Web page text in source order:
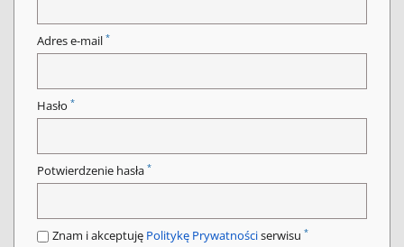
Adres e-mail *
Hasło *
Potwierdzenie hasła *
Znam i akceptuję Politykę Prywatnościserwisu *